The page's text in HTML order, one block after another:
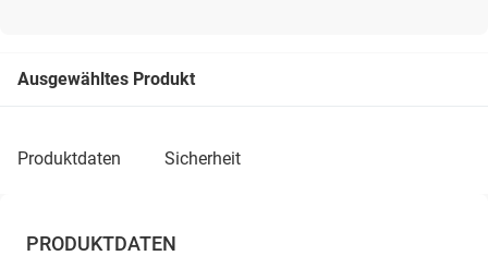
Ausgewähltes Produkt
produktdaten sicherheit
PRODUKTDATEN